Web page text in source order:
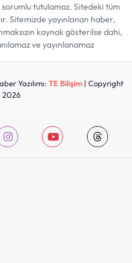
tutulamaz. Sitedeki tüm
Sitemizde yayınlanan haber,
kaynak gösterilse dahi,
ve yayınlanamaz
Yazılımı: TE Bilişim| Copyright